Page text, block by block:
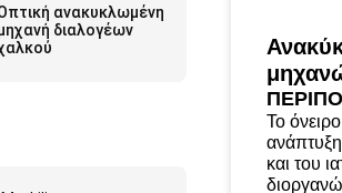
ανακυκλωμένη
διαλογέων
Το
και του